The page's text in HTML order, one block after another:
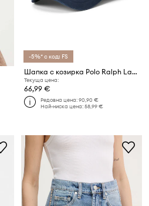
-5%* с код: FS
Шапка с козирка Polo Ralph Lauren
Текуща цена:
66,99 €
Редовна цена:90,90 €
Най-ниска цена:58,99 €